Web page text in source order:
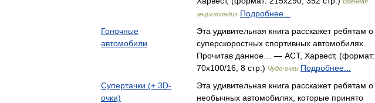
энциклопедия Подробнее...
Гоночные
автомобили
Эта удивительная книга расскажет ребятам о
суперскоростных спортивных автомобилях.
Прочитав данное… — АСТ, Харвест, (формат:
70x100/16, 8 стр.) Чудо-очки Подробнее...
Супертачки (+ 3D-
очки)
Эта удивительная книга расскажет ребятам о
необычных автомобилях, которые принято